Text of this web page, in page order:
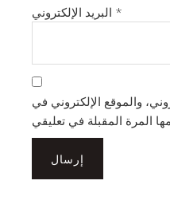
*
والموقع الإلكتروني في